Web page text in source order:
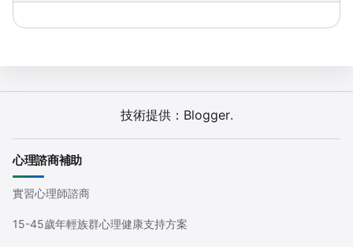
技術提供： Blogger.
心理諮商補助
實習心理師諮商
15-45歲年輕族群心理健康支持方案